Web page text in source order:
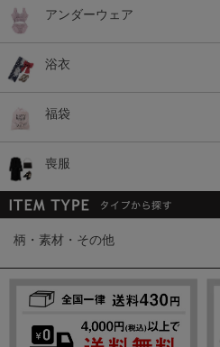
アンダーウェア
浴衣
福袋
喪服
柄・素材・その他